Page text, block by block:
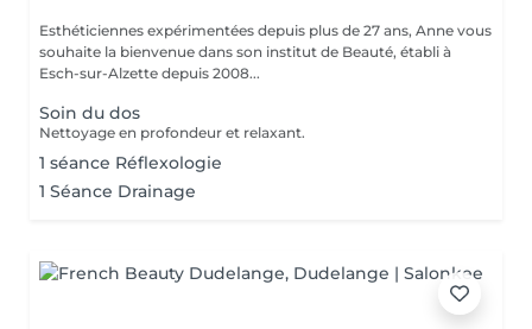
Esthéticiennes expérimentées depuis plus de 27 ans, Anne vous
souhaite la bienvenue dans son institut de Beauté, établi à
Esch-sur-Alzette depuis 2008...
Soin du dos
Nettoyage en profondeur et relaxant.
1 séance Réflexologie
1 Séance Drainage